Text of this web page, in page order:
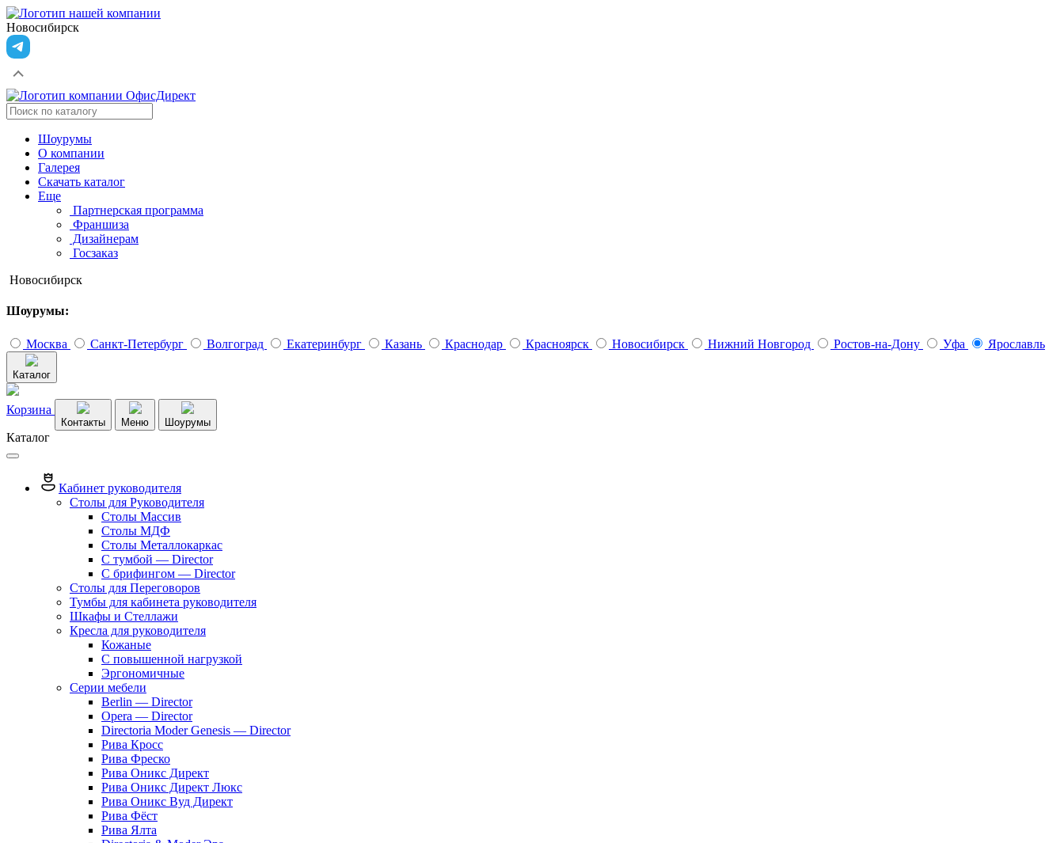
Новосибирск
Шоурумы
О компании
Галерея
Скачать каталог
Еще
Партнерская программа
Франшиза
Дизайнерам
Госзаказ
Новосибирск
Шоурумы:
Москва Санкт-Петербург Волгоград Екатеринбург Казань Краснодар Красноярск Новосибирск Нижний Новгород Ростов-на-Дону Уфа Ярославль
Каталог
Корзина
Контакты Меню Шоурумы
Каталог
Кабинет руководителя
Столы для Руководителя
Столы Массив
Столы МДФ
Столы Металлокаркас
С тумбой — Director
C брифингом — Director
Столы для Переговоров
Тумбы для кабинета руководителя
Шкафы и Стеллажи
Кресла для руководителя
Кожаные
С повышенной нагрузкой
Эргономичные
Серии мебели
Berlin — Director
Opera — Director
Directoria Moder Genesis — Director
Рива Кросс
Рива Фреско
Рива Оникс Директ
Рива Оникс Директ Люкс
Рива Оникс Вуд Директ
Рива Фёст
Рива Ялта